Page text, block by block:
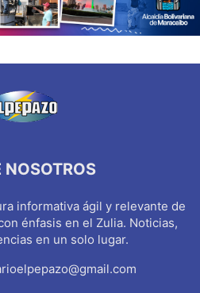
NOSOTROS
informativa ágil y relevante de
énfasis en el Zulia. Noticias,
en un solo lugar.